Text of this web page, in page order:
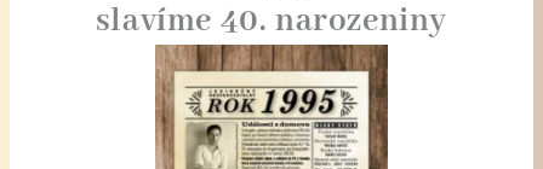
slavíme 40. narozeniny